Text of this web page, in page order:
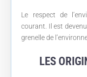
Le respect de
courant. Il est
grenelle de
LES